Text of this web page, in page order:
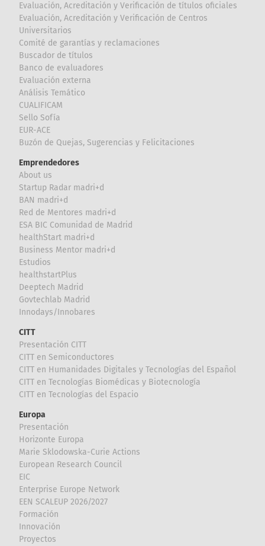
Evaluación, Acreditación y Verificación de títulos oficiales
Evaluación, Acreditación y Verificación de Centros
Universitarios
Comité de garantías y reclamaciones
Buscador de títulos
Banco de evaluadores
Evaluación externa
Análisis Temático
CUALIFICAM
Sello Sofía
EUR-ACE
Buzón de Quejas, Sugerencias y Felicitaciones
Emprendedores
About us
Startup Radar madri+d
BAN madri+d
Red de Mentores madri+d
ESA BIC Comunidad de Madrid
healthStart madri+d
Business Mentor madri+d
Estudios
healthstartPlus
Deeptech Madrid
Govtechlab Madrid
Innodays/Innobares
CITT
Presentación CITT
CITT en Semiconductores
CITT en Humanidades Digitales y Tecnologías del Español
CITT en Tecnologías Biomédicas y Biotecnología
CITT en Tecnologías del Espacio
Europa
Presentación
Horizonte Europa
Marie Sklodowska-Curie Actions
European Research Council
EIC
Enterprise Europe Network
EEN SCALEUP 2026/2027
Formación
Innovación
Proyectos